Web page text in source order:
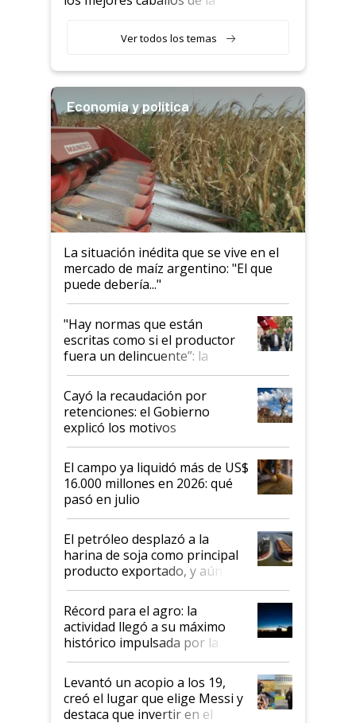
todavía hacen sufrir a estos
animales: "Mientras me
Ver todos los temas
Economía y política
La situación inédita que se vive en el
mercado de maíz argentino: "El que
puede debería..."
"Hay normas que están
escritas como si el productor
fuera un delincuente”: la
desregulación llegó al
Congreso Aapresid y hasta se
habló del financiamiento al
IPCVA
Cayó la recaudación por
retenciones: el Gobierno
explicó los motivos
El campo ya liquidó más de US$
16.000 millones en 2026: qué
pasó en julio
El petróleo desplazó a la
harina de soja como principal
producto exportado, y aún así
el agro aportó casi seis de cada
diez dólares y sostuvo el
liderazgo en un semestre
récord
Récord para el agro: la
actividad llegó a su máximo
histórico impulsada por la
cosecha y las exportaciones
Levantó un acopio a los 19,
creó el lugar que elige Messi y
destaca que invertir en el